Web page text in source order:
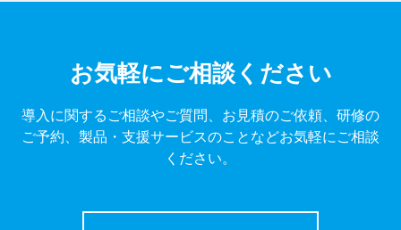
お気軽にご相談ください
導入に関するご相談やご質問、お見積のご依頼、研修の
ご予約、製品・支援サービスのことなどお気軽にご相談
ください。